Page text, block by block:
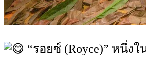
“รอยซ์ (Royce)” หนึ่ง